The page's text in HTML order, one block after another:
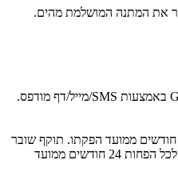
את המתנה המושלמת מהים.
למימוש יש להציג את קוד ה-Gift Card באמצעות SMS/מייל/דף מודפס.
תוקף שובר כספי הינו לכל הפחות 60 חודשים ממועד הפקתו. תוקף שובר
לרכישת מוצר או שירות מסויים יהיה לכל הפחות 24 חודשים ממועד